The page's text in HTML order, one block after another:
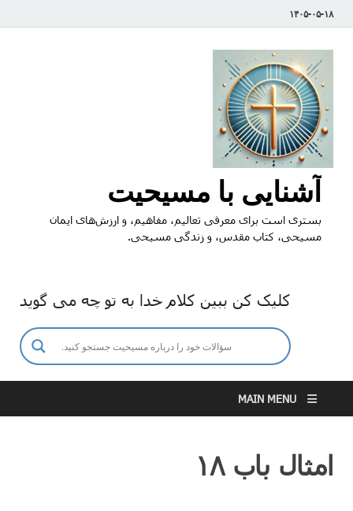
۱۴۰۵-۰۵-۱۸
آشنایی با مسیحیت
بستری است برای معرفی تعالیم، مفاهیم، و ارزش‌های ایمان
مسیحی، کتاب مقدس، و زندگی مسیحی.
کلیک کن ببین کلام خدا به تو چه می گوید
MAIN MENU
امثال باب ۱۸